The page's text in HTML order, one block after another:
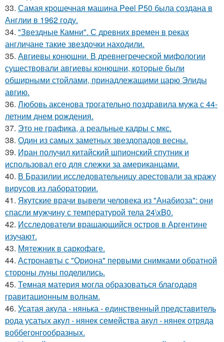
33. Самая крошечная машина Peel P50 была создана в
Англии в 1962 году.
34. "Звездные Камни". С древних времен в реках
англичане такие звездочки находили.
35. Авгиевы конюшни. В древнегреческой мифологии
существовали авгиевы конюшни, которые были
обширными стойлами, принадлежащими царю Элиды
авгию.
36. Любовь аксенова трогательно поздравила мужа с 44-
летним днем рождения.
37. Это не графика, а реальные кадры с мкс.
38. Один из самых заметных звездопадов весны.
39. Иран получил китайский шпионский спутник и
использовал его для слежки за американцами.
40. В Бразилии исследовательницу арестовали за кражу
вирусов из лаборатории.
41. Якутские врачи вывели человека из "Анабиоза": они
спасли мужчину с температурой тела 24\xB0.
42. Исследователи вращающийся остров в Аргентине
изучают.
43. Мятежник в саркофаге.
44. Астронавты с "Ориона" первыми снимками обратной
стороны луны поделились.
45. Темная материя могла образоваться благодаря
гравитационным волнам.
46. Усатая акула - нянька - единственный представитель
рода усатых акул - нянек семейства акул - нянек отряда
воббегонгообразных.